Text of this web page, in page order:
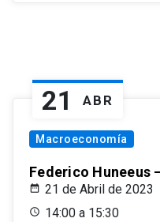
21 ABR
Macroeconomía
Federico Huneeus
21 de Abril de 2023
14:00 a 15:30